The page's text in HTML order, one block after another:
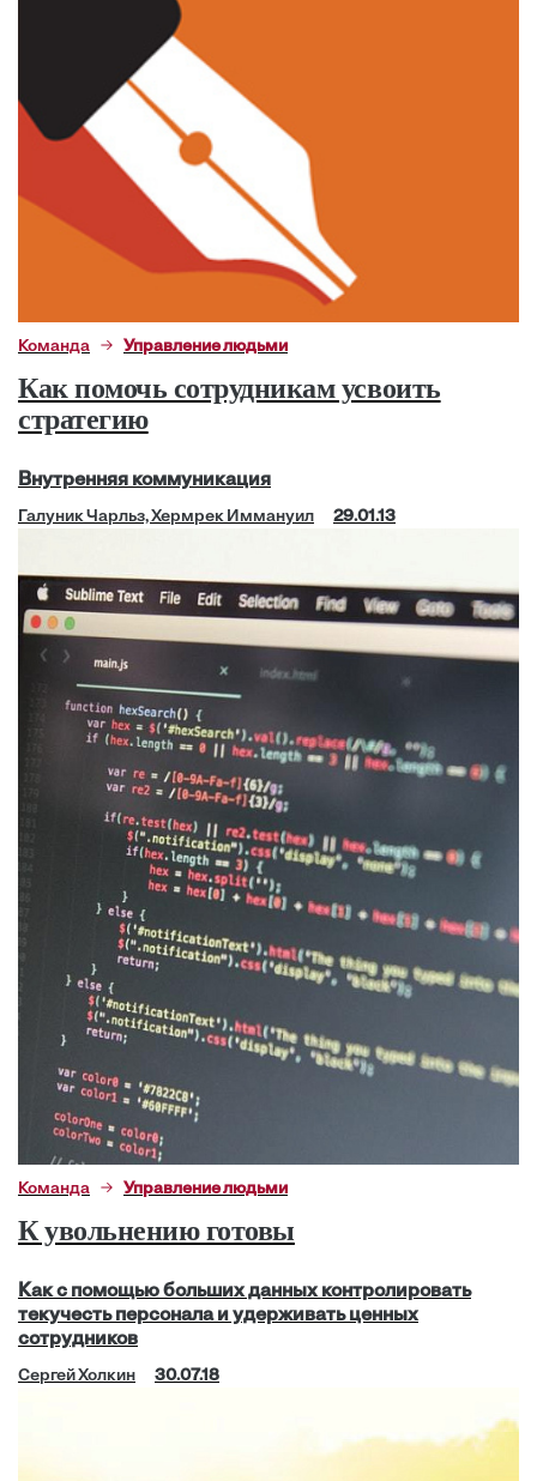
Команда Управление людьми
Как помочь сотрудникам усвоить
стратегию
Внутренняя коммуникация
Галуник Чарльз, Хермрек Иммануил 29.01.13
Команда Управление людьми
К увольнению готовы
Как с помощью больших данных контролировать
текучесть персонала и удерживать ценных
сотрудников
Сергей Холкин 30.07.18